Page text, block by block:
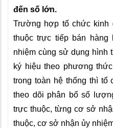
đến số lớn.
Trường hợp tổ chức kinh
thuộc trực tiếp bán
nhiệm cùng sử dụng hình
ký hiệu theo phương
trong toàn hệ thống thì tổ
theo dõi phân bổ số
trực thuộc, từng cơ sở
thuộc, cơ sở nhận ủy